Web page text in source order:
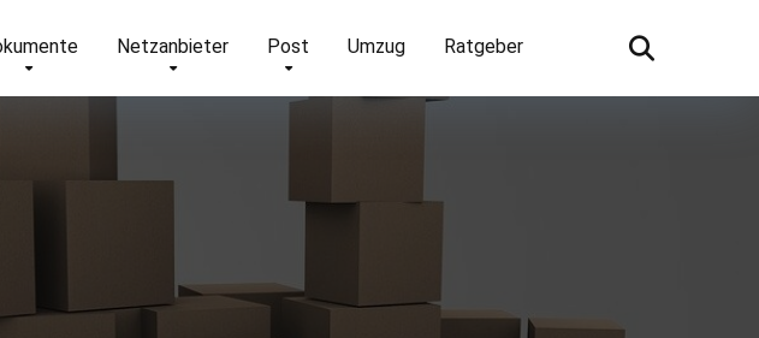
Netzanbieter Post Umzug Ratgeber